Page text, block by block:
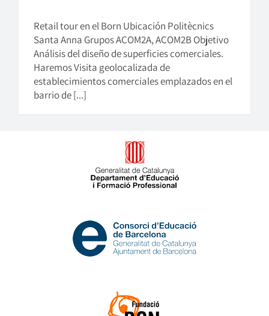
Retail tour en el Born Ubicación Politècnics
Santa Anna Grupos ACOM2A, ACOM2B Objetivo
Análisis del diseño de superficies comerciales.
Haremos Visita geolocalizada de
establecimientos comerciales emplazados en el
barrio de [...]